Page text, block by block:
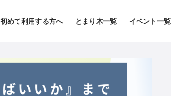
初めて利用する方へ とまり木一覧 イベント一覧